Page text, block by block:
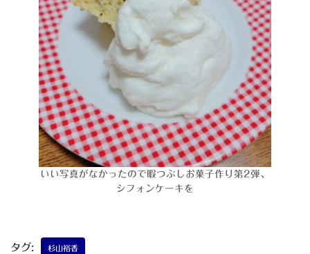
いい写真がなかったので暇つぶしお菓子作り第2弾、
シフォンケーキを
タグ: 杉山裕香